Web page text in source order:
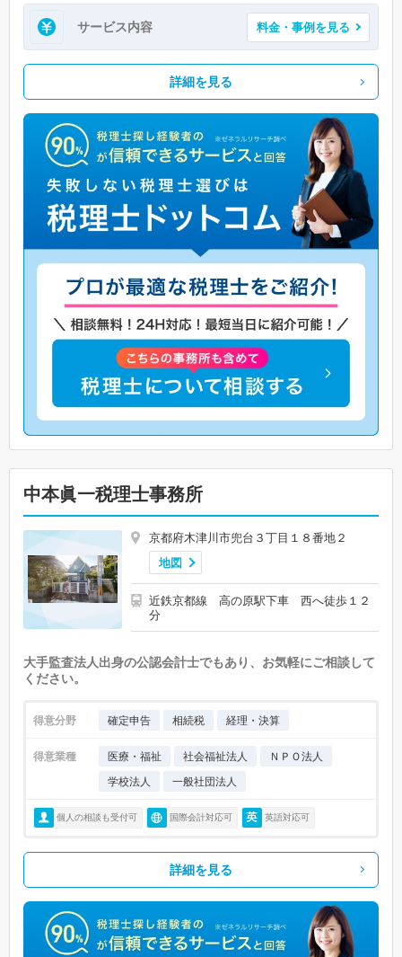
サービス内容 料金・事例を見る
詳細を見る
中本眞一税理士事務所
京都府木津川市兜台３丁目１８番地２
地図
近鉄京都線 高の原駅下車 西へ徒歩１２
分
大手監査法人出身の公認会計士でもあり、お気軽にご相談して
ください。
得意分野 確定申告 相続税 経理・決算
得意業種 医療・福祉 社会福祉法人
ＮＰＯ法人
学校法人
一般社団法人
個人の相談も受付可 国際会計対応可 英語対応可
詳細を見る